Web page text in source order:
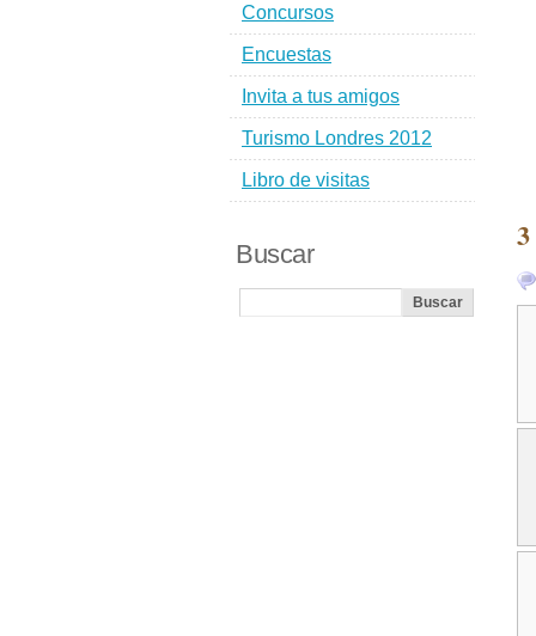
Concursos
Encuestas
Invita a tus amigos
Turismo Londres 2012
Libro de visitas
Buscar